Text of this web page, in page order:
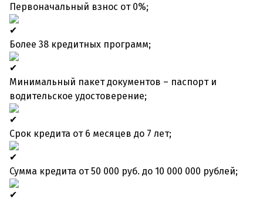
Первоначальный взнос от 0%;
Более 38 кредитных программ;
Минимальный пакет документов – паспорт и
водительское удостоверение;
Срок кредита от 6 месяцев до 7 лет;
Сумма кредита от 50 000 руб. до 10 000 000 рублей;